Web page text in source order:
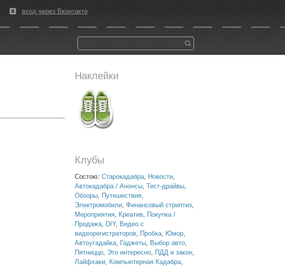
вход через Вконтакте
Наклейки
Клубы
Состою: Старокадабра, Новости,
Автокадабра / Анонсы, Тест-драйвы,
Обзоры, Путешествия,
Электромобили, Финансовый стриптиз,
Мероприятия, Креатив, Покупка /
Продажа, DIY, Видео с
видеорегистраторов, Пробка, Юмор,
Автоугадайка, Гаджеты, Выбор авто,
Пятниццо, Это интересно, ПДД и закон,
Лайфхаки, Компьютерная Кадабра,